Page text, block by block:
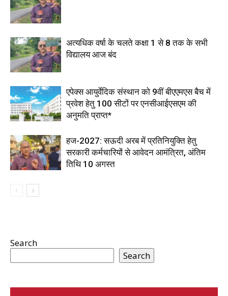
अत्यधिक वर्षा के चलते कक्षा 1 से 8 तक के सभी
विद्यालय आज बंद
एपेक्स आयुर्वेदिक संस्थान को 9वीं बीएएमएस बैच में
प्रवेश हेतु 100 सीटों पर एनसीआईएसएम की
अनुमति प्राप्त*
हज-2027: सऊदी अरब में प्रतिनियुक्ति हेतु
सरकारी कर्मचारियों से आवेदन आमंत्रित, अंतिम
तिथि 10 अगस्त
Search
Search